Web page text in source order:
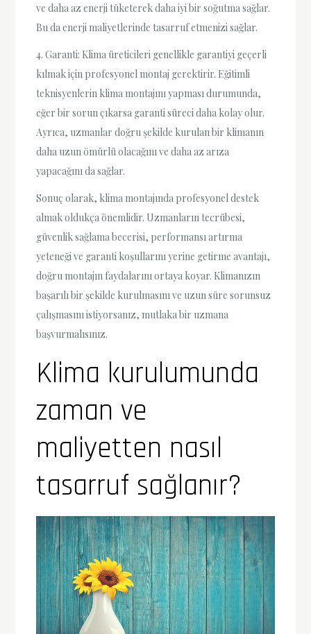
ve daha az enerji tüketerek daha iyi bir soğutma sağlar.
Bu da enerji maliyetlerinde tasarruf etmenizi sağlar.
4. Garanti: Klima üreticileri genellikle garantiyi geçerli
kılmak için profesyonel montaj gerektirir. Eğitimli
teknisyenlerin klima montajını yapması durumunda,
eğer bir sorun çıkarsa garanti süreci daha kolay olur.
Ayrıca, uzmanlar doğru şekilde kurulan bir klimanın
daha uzun ömürlü olacağını ve daha az arıza
yapacağını da sağlar.
Sonuç olarak, klima montajında profesyonel destek
almak oldukça önemlidir. Uzmanların tecrübesi,
güvenlik sağlama becerisi, performansı artırma
yeteneği ve garanti koşullarını yerine getirme avantajı,
doğru montajın faydalarını ortaya koyar. Klimanızın
başarılı bir şekilde kurulmasını ve uzun süre sorunsuz
çalışmasını istiyorsanız, mutlaka bir uzmana
başvurmalısınız.
Klima kurulumunda
zaman ve
maliyetten nasıl
tasarruf sağlanır?